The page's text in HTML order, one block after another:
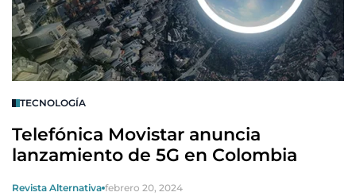
TECNOLOGÍA
Telefónica Movistar anuncia
lanzamiento de 5G en Colombia
Revista Alternativa febrero 20, 2024